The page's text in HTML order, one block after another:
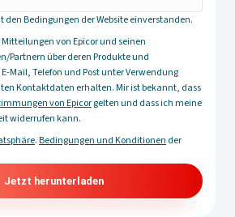
Bedingungen der Website einverstanden.
von Epicor und seinen
Partnern über deren Produkte und
Mail, Telefon und Post unter Verwendung
Kontaktdaten erhalten. Mir ist bekannt, dass
von Epicorgelten und dass ich meine
widerrufen kann.
.Bedingungen und Konditionender